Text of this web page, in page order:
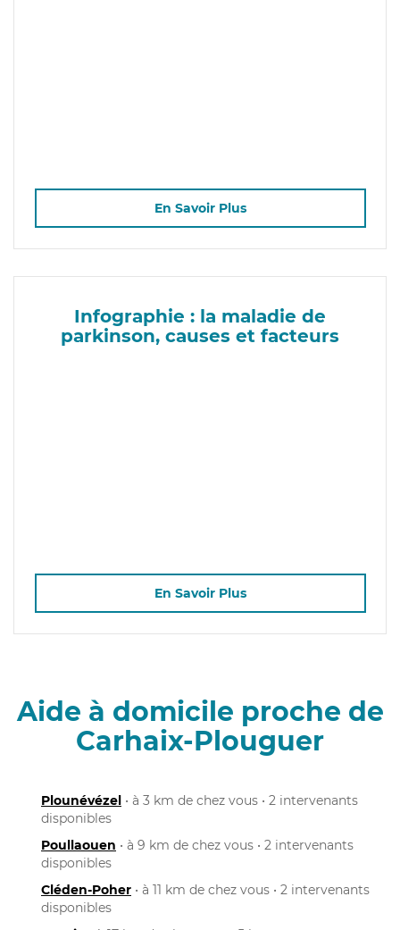
En Savoir Plus
Infographie : la maladie de
parkinson, causes et facteurs
En Savoir Plus
Aide à domicile proche de
Carhaix-Plouguer
Plounévézel • à 3 km de chez vous • 2 intervenants
disponibles
Poullaouen • à 9 km de chez vous • 2 intervenants
disponibles
Cléden-Poher • à 11 km de chez vous • 2 intervenants
disponibles